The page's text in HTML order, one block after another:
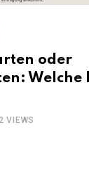
oder
Welche
VIEWS